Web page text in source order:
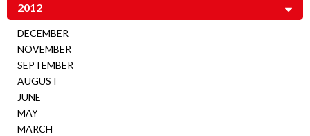
2012
DECEMBER
NOVEMBER
SEPTEMBER
AUGUST
JUNE
MAY
MARCH